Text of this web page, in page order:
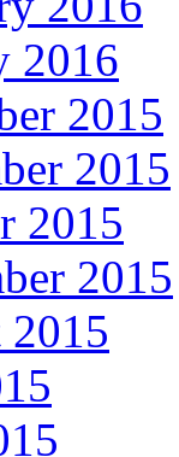
2016
2015
2015
2015
2015